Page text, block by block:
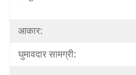
आकार:
घुमावदार सामग्री: